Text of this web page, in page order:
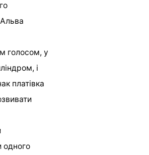
голосом, у
і
платівка
одного